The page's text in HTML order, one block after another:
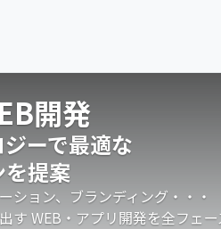
開発
ーで最適な
提案
ション、ブランディング・・・
す WEB・アプリ開発を全フェ